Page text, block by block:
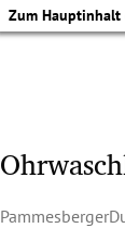
Zum Hauptinhalt
Pammesberger